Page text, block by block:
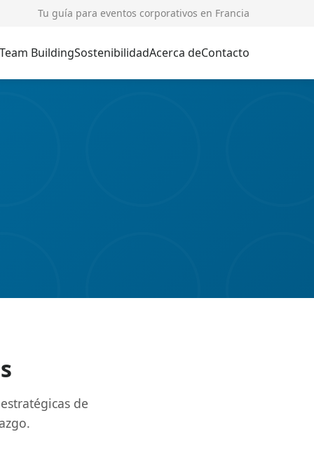
Tu guía para eventos corporativos en Francia
Team BuildingSostenibilidadAcerca deContacto
de